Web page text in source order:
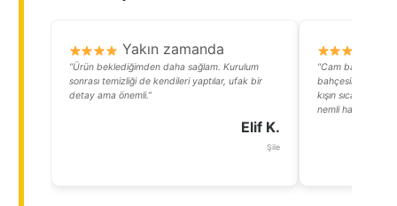
Yakın zamanda
“Ürün beklediğimden daha sağlam. Kurulum
sonrası temizliği de kendileri yaptılar, ufak bir
detay ama önemli.”
Elif K.
Şile
“Cam balkon
bahçesine
kışın sıcaklığı
nemli havasından